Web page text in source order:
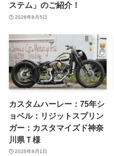
ステム」のご紹介！
2026年8月5日
カスタムハーレー：75年シ
ョベル：リジットスプリン
ガー：カスタマイズド神奈
川県Ｔ様
2026年8月1日